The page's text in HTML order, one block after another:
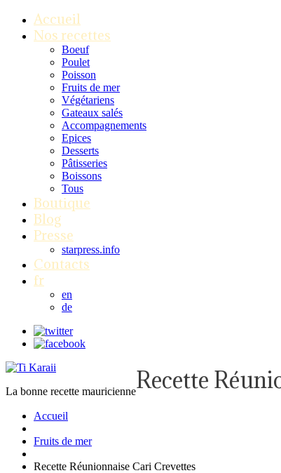
Accueil
Nos recettes
Boeuf
Poulet
Poisson
Fruits de mer
Végétariens
Gateaux salés
Accompagnements
Epices
Desserts
Pâtisseries
Boissons
Tous
Boutique
Blog
Presse
starpress.info
Contacts
fr
en
de
La bonne recette mauricienneRecette
Accueil
Fruits de mer
Recette Réunionnaise Cari Crevettes